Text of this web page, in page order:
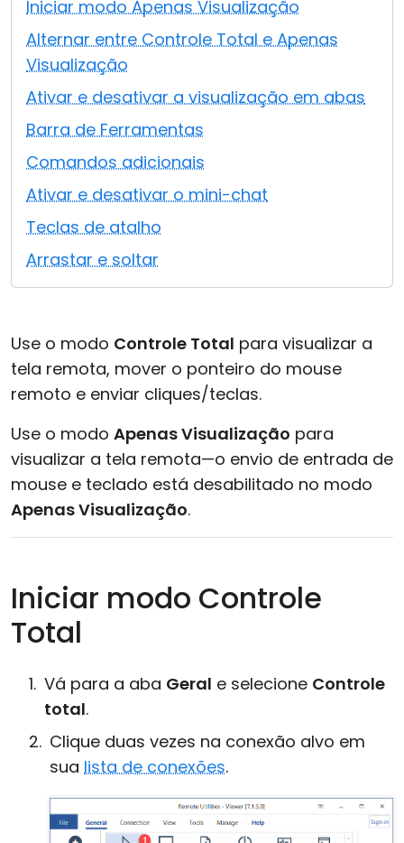
Iniciar modo Apenas Visualização
Alternar entre Controle Total e Apenas
Visualização
Ativar e desativar a visualização em abas
Barra de Ferramentas
Comandos adicionais
Ativar e desativar o mini-chat
Teclas de atalho
Arrastar e soltar
Use o modo Controle Total para visualizar a
tela remota, mover o ponteiro do mouse
remoto e enviar cliques/teclas.
Use o modo Apenas Visualização para
visualizar a tela remota—o envio de entrada de
mouse e teclado está desabilitado no modo
Apenas Visualização.
Iniciar modo Controle
Total
Vá para a aba Geral e selecione Controle
total.
Clique duas vezes na conexão alvo em
sua lista de conexões.